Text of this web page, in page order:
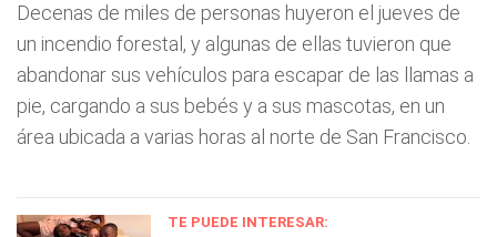
Decenas de miles de personas huyeron el jueves de
un incendio forestal, y algunas de ellas tuvieron que
abandonar sus vehículos para escapar de las llamas a
pie, cargando a sus bebés y a sus mascotas, en un
área ubicada a varias horas al norte de San Francisco.
TE PUEDE INTERESAR: